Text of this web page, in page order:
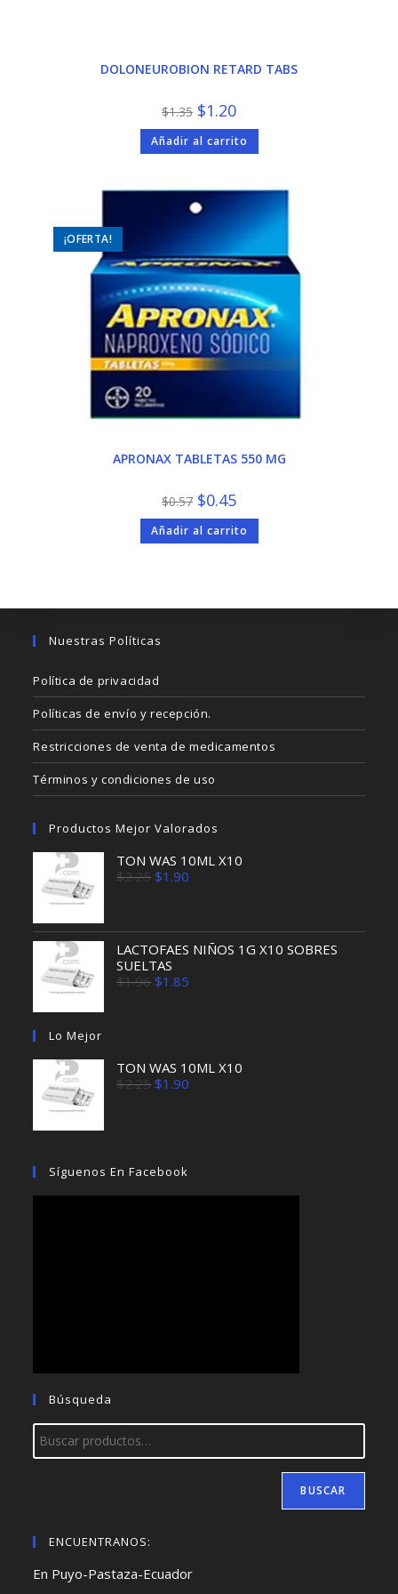
DOLONEUROBION RETARD TABS
$1.35 El
precio
original
era:
$1.35.
$1.20El
precio
actual
es:
$1.20.
Añadir al carrito
¡OFERTA!
APRONAX TABLETAS 550 MG
$0.57 El
precio
original
era:
$0.57.
$0.45El
precio
actual
es:
$0.45.
Añadir al carrito
Nuestras Políticas
Política de privacidad
Políticas de envío y recepción.
Restricciones de venta de medicamentos
Términos y condiciones de uso
Productos Mejor Valorados
TON WAS 10ML X10
$2.25El
precio
$2.25.
$1.90
$1.90.
LACTOFAES NIÑOS 1G X10 SOBRES
SUELTAS
$1.96El
precio
$1.85
Lo Mejor
TON WAS 10ML X10
$2.25El
precio
$1.90
Síguenos En Facebook
Búsqueda
BUSCAR
ENCUENTRANOS:
En Puyo-Pastaza-Ecuador